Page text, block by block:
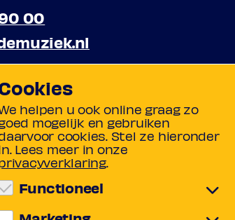
00
helpen u ook online graag zo
mogelijk en gebruiken
cookies. Stel ze hieronder
Lees meer in onze
.
Functioneel